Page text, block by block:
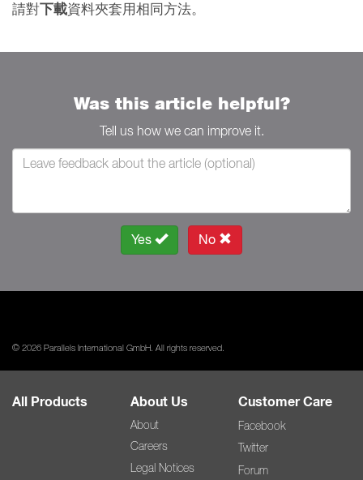
請對下載資料夾套用相同方法。
Was this article helpful?
Tell us how we can improve it.
Yes No
© 2026 Parallels International GmbH. All rights reserved.
All Products About Us
About
Careers
Legal Notices
Customer Care
Facebook
Twitter
Forum